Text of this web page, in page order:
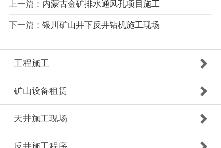
上一篇： 内蒙古金矿排水通风孔项目施工
下一篇： 银川矿山井下反井钻机施工现场
工程施工
矿山设备租赁
天井施工现场